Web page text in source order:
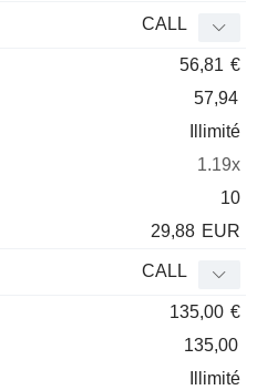
CALL
56,81 €
57,94
Illimité
1.19x
10
29,88 EUR
CALL
135,00 €
135,00
Illimité